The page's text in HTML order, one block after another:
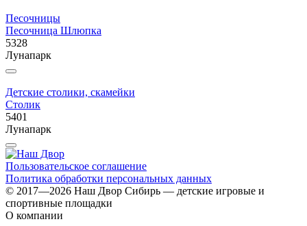
Песочницы
Песочница Шлюпка
5328
Лунапарк
Детские столики, скамейки
Столик
5401
Лунапарк
Пользовательское соглашение
Политика обработки персональных данных
© 2017—2026 Наш Двор Сибирь — детские игровые и
спортивные площадки
О компании